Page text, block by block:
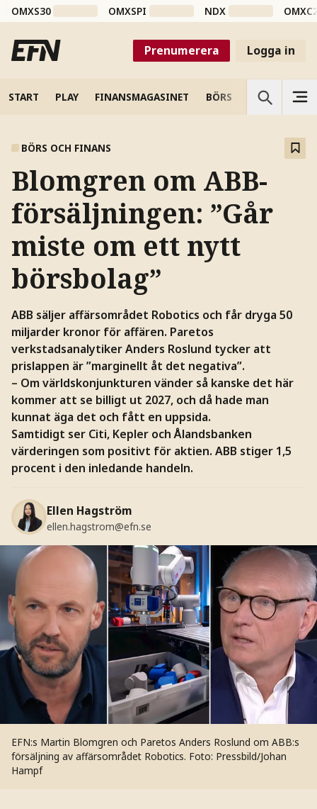
OMXS30 OMXSPI NDX
Prenumerera Logga in
START PLAY FINANSMAGASINET BÖRS VETENSKAP
BÖRS OCH FINANS
Blomgren om ABB-
försäljningen: ”Går
miste om ett nytt
börsbolag”
ABB säljer affärsområdet Robotics och får dryga 50
miljarder kronor för affären. Paretos
verkstadsanalytiker Anders Roslund tycker att
prislappen är ”marginellt åt det negativa”.
– Om världskonjunkturen vänder så kanske det här
kommer att se billigt ut 2027, och då hade man
kunnat äga det och fått en uppsida.
Samtidigt ser Citi, Kepler och Ålandsbanken
värderingen som positivt för aktien. ABB stiger 1,5
procent i den inledande handeln.
Ellen Hagström
ellen.hagstrom@efn.se
EFN:s Martin Blomgren och Paretos Anders Roslund om ABB:s
försäljning av affärsområdet Robotics. Foto: Pressbild/Johan
Hampf